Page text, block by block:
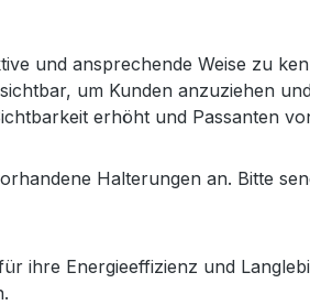
und ansprechende Weise zu
um Kunden anzuziehen
erhöht und Passanten
Halterungen an. Bitte
ihre Energieeffizienz und